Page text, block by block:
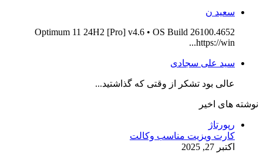
سعید ن
Optimum 11 24H2 [Pro] v4.6 • OS Build 26100.4652
https://win...
سید علی سجادی
عالی بود تشکر از وقتی که گذاشتید...
نوشته های اخیر
رپورتاژ
کارت ویزیت مناسب وکالت
اکتبر 27, 2025